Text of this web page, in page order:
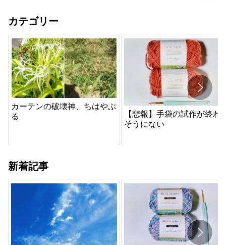
カテゴリー
カーテンの破壊神、ちはやぶ
る
【悲報】手袋の試作が終わ
そうにない
新着記事